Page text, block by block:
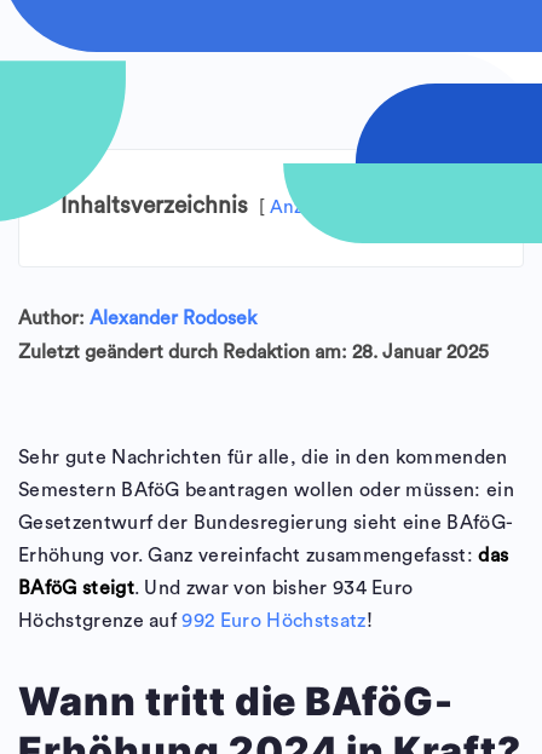
Inhaltsverzeichnis Anzeigen
Author: Alexander Rodosek
Zuletzt geändert durch Redaktion am: 28. Januar 2025
Sehr gute Nachrichten für alle, die in den kommenden
Semestern BAföG beantragen wollen oder müssen: ein
Gesetzentwurf der Bundesregierung sieht eine BAföG-
Erhöhung vor. Ganz vereinfacht zusammengefasst:das
BAföG steigt. Und zwar von bisher 934 Euro
Höchstgrenze auf992 Euro Höchstsatz!
Wann tritt die BAföG-